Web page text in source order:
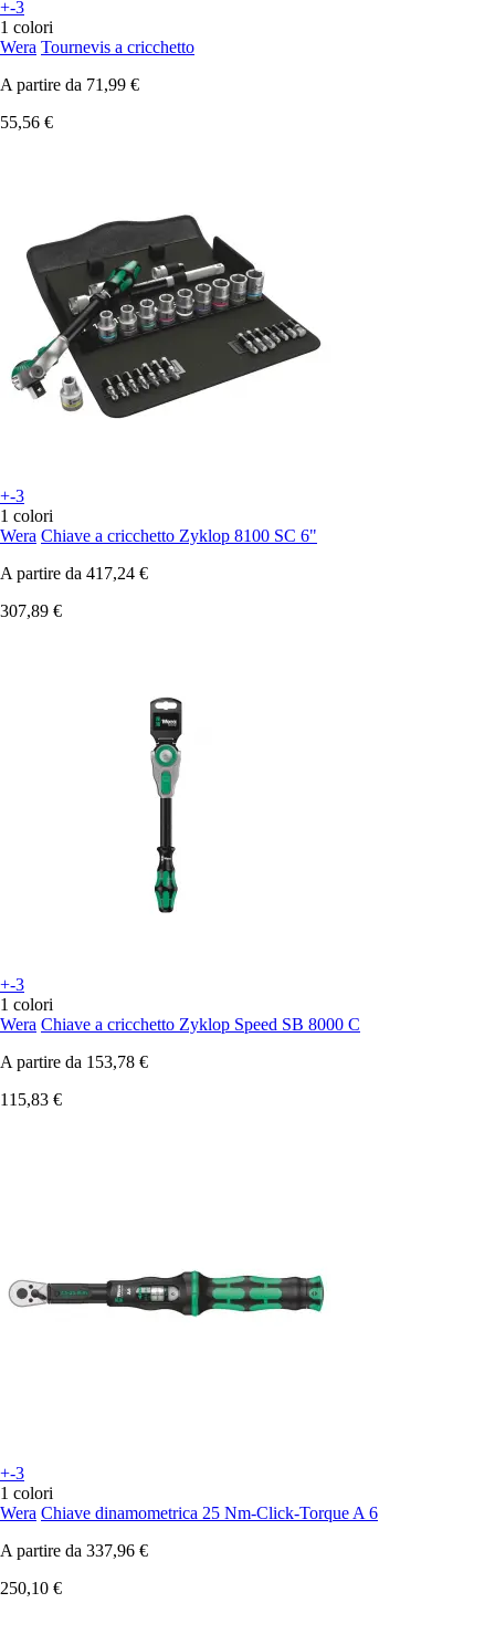
+-3
1 colori
Wera Tournevis a cricchetto
A partire da 71,99 €
55,56 €
+-3
1 colori
Wera Chiave a cricchetto Zyklop 8100 SC 6"
A partire da 417,24 €
307,89 €
+-3
1 colori
Wera Chiave a cricchetto Zyklop Speed SB 8000 C
A partire da 153,78 €
115,83 €
+-3
1 colori
Wera Chiave dinamometrica 25 Nm-Click-Torque A 6
A partire da 337,96 €
250,10 €